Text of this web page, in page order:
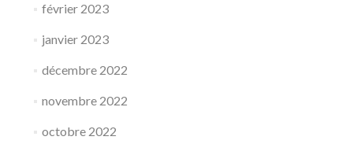
février 2023
janvier 2023
décembre 2022
novembre 2022
octobre 2022